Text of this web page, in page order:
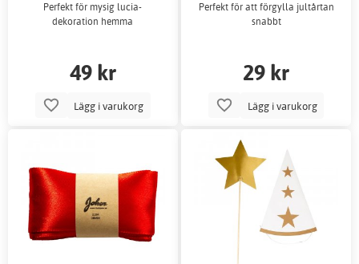
Perfekt för mysig lucia-
dekoration hemma
49 kr
Lägg i varukorg
Perfekt för att förgylla jultårtan
snabbt
29 kr
Lägg i varukorg